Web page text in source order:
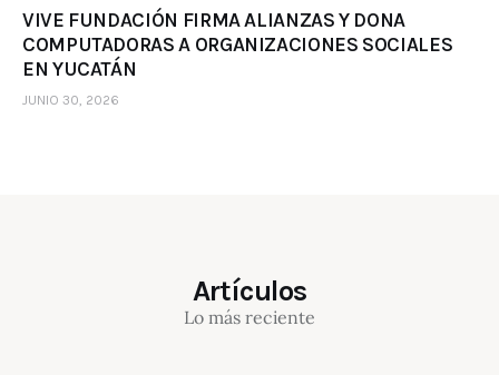
VIVE FUNDACIÓN FIRMA ALIANZAS Y DONA
COMPUTADORAS A ORGANIZACIONES SOCIALES
EN YUCATÁN
JUNIO 30, 2026
Artículos
Lo más reciente